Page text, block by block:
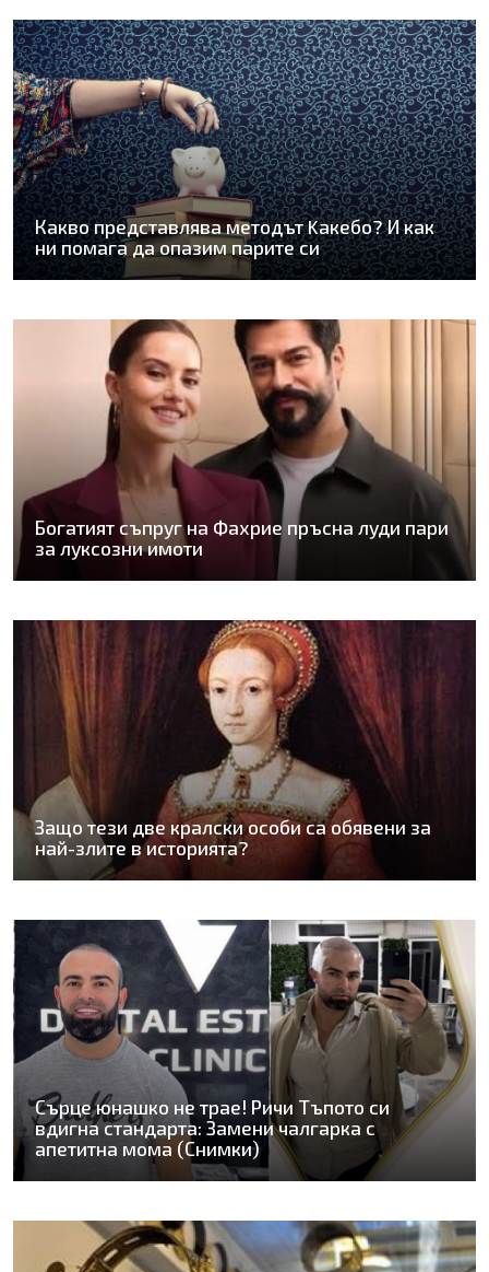
Какво представлява методът Kaкебо? И как
ни помага да опазим парите си
Богатият съпруг на Фахрие пръсна луди пари
за луксозни имоти
Защо тези две кралски особи са обявени за
най-злите в историята?
Сърце юнашко не трае! Ричи Тъпото си
вдигна стандарта: Замени чалгарка с
апетитна мома (Снимки)